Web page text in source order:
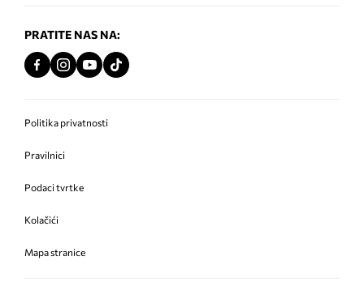
PRATITE NAS NA:
Politika privatnosti
Pravilnici
Podaci tvrtke
Kolačići
Mapa stranice